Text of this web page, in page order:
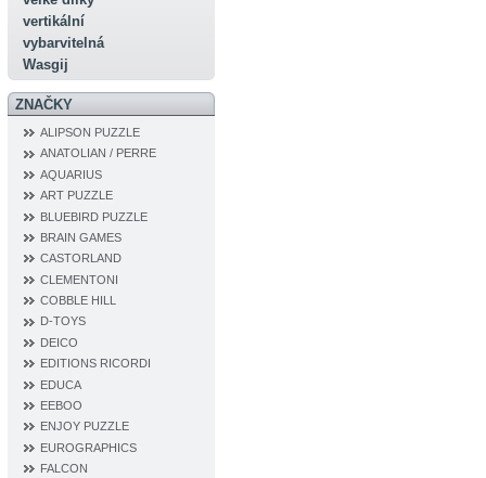
vertikální
vybarvitelná
Wasgij
ZNAČKY
ALIPSON PUZZLE
ANATOLIAN / PERRE
AQUARIUS
ART PUZZLE
BLUEBIRD PUZZLE
BRAIN GAMES
CASTORLAND
CLEMENTONI
COBBLE HILL
D‐TOYS
DEICO
EDITIONS RICORDI
EDUCA
EEBOO
ENJOY PUZZLE
EUROGRAPHICS
FALCON